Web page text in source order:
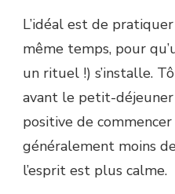
L’idéal est de
même temps, pour
un rituel !) s’installe.
avant le petit-déjeuner
positive de
généralement moins
l’esprit est plus calme.